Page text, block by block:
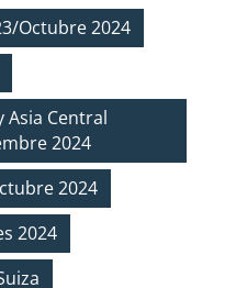
Octubre 2024
Asia Central
2024
2024
2024